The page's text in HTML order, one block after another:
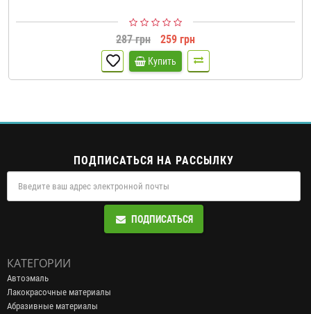
287 грн 259 грн
Купить
ПОДПИСАТЬСЯ НА РАССЫЛКУ
ПОДПИСАТЬСЯ
КАТЕГОРИИ
Автоэмаль
Лакокрасочные материалы
Абразивные материалы